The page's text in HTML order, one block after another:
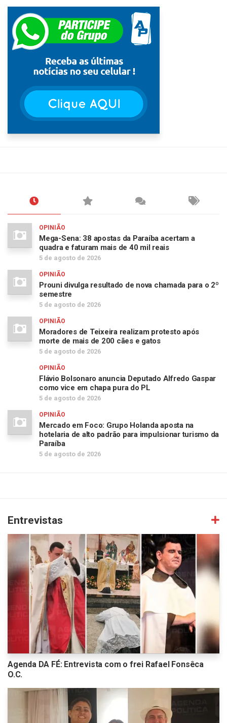
OPINIÃO
Mega-Sena: 38 apostas da Paraíba acertam a
quadra e faturam mais de 40 mil reais
5 de agosto de 2026
OPINIÃO
Prouni divulga resultado de nova chamada para o 2º
semestre
5 de agosto de 2026
OPINIÃO
Moradores de Teixeira realizam protesto após
morte de mais de 200 cães e gatos
5 de agosto de 2026
OPINIÃO
Flávio Bolsonaro anuncia Deputado Alfredo Gaspar
como vice em chapa pura do PL
5 de agosto de 2026
OPINIÃO
Mercado em Foco: Grupo Holanda aposta na
hotelaria de alto padrão para impulsionar turismo da
Paraíba
5 de agosto de 2026
Entrevistas
Agenda DA FÉ: Entrevista com o frei Rafael Fonsêca
O.C.